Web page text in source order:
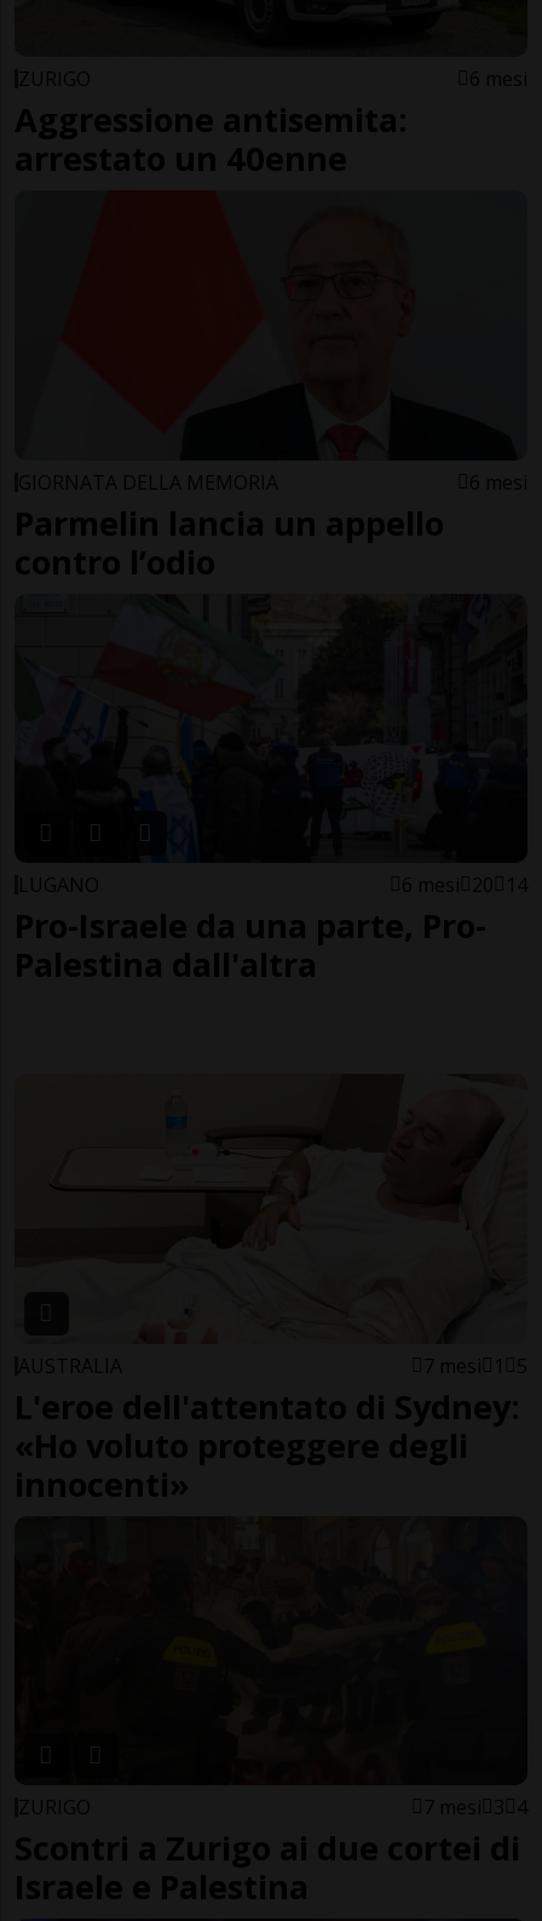
ZURIGO 6 mesi
Aggressione antisemita:
arrestato un 40enne
GIORNATA DELLA MEMORIA 6 mesi
Parmelin lancia un appello
contro l’odio
LUGANO 6 mesi 20 14
Pro-Israele da una parte, Pro-
Palestina dall'altra
AUSTRALIA 7 mesi 1 5
L'eroe dell'attentato di Sydney:
«Ho voluto proteggere degli
innocenti»
ZURIGO 7 mesi 3 4
Scontri a Zurigo ai due cortei di
Israele e Palestina